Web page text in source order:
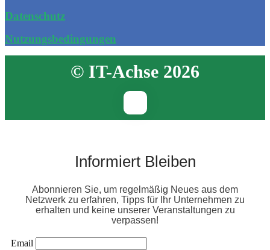
Datenschutz
Nutzungsbedingungen
© IT-Achse 2026
Informiert Bleiben
Abonnieren Sie, um regelmäßig Neues aus dem
Netzwerk zu erfahren, Tipps für Ihr Unternehmen zu
erhalten und keine unserer Veranstaltungen zu
verpassen!
Email